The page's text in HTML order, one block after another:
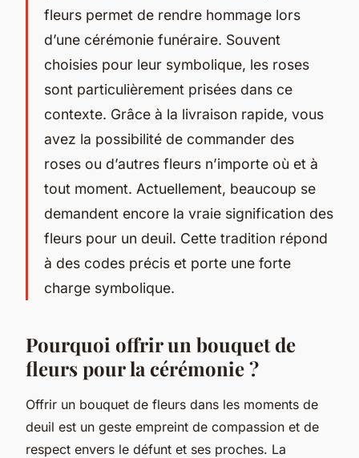
fleurs permet de rendre hommage lors
d’une cérémonie funéraire. Souvent
choisies pour leur symbolique, les roses
sont particulièrement prisées dans ce
contexte. Grâce à la livraison rapide, vous
avez la possibilité de commander des
roses ou d’autres fleurs n’importe où et à
tout moment. Actuellement, beaucoup se
demandent encore la vraie signification des
fleurs pour un deuil. Cette tradition répond
à des codes précis et porte une forte
charge symbolique.
Pourquoi offrir un bouquet de
fleurs pour la cérémonie ?
Offrir un bouquet de fleurs dans les moments de
deuil est un geste empreint de compassion et de
respect envers le défunt et ses proches. La